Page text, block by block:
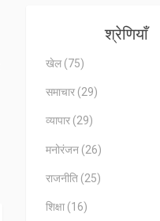
श्रेणियाँ
खेल (75)
समाचार (29)
व्यापार (29)
मनोरंजन (26)
राजनीति (25)
शिक्षा (16)